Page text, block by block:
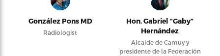
González Pons MD
Radiologist
Hon. Gabriel “Gaby”
Hernández
Alcalde de Camuy y
presidente de la Federación